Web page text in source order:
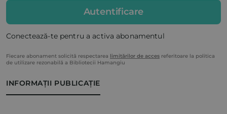
INFORMAȚII PUBLICAȚIE
Autentificare
Conectează-te pentru a activa abonamentul
Fiecare abonament solicită respectarea limitărilor de acces referitoare la politica
de utilizare rezonabilă a Bibliotecii Hamangiu